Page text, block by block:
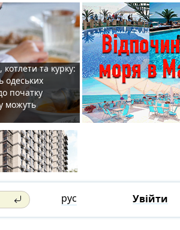
та курку:
одеських
початку
можуть
рус Увійти